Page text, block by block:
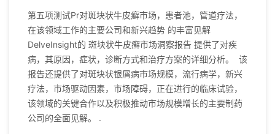
第五项测试Pr对斑块状牛皮癣市场，患者池，管道疗法，
在该领域工作的主要公司和新兴趋势 的丰富见解
DelveInsight的 斑块状牛皮癣市场洞察报告 提供了对疾
病，其原因，症状，诊断方式和治疗方案的详细分析。 该
报告还提供了对斑块状银屑病市场规模，流行病学，新兴
疗法，市场驱动因素，市场障碍，正在进行的临床试验，
该领域的关键合作以及积极推动市场规模增长的主要制药
公司的全面见解。 .